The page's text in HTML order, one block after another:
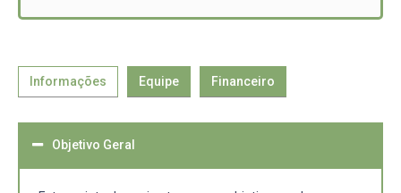
Informações Equipe Financeiro
Objetivo Geral